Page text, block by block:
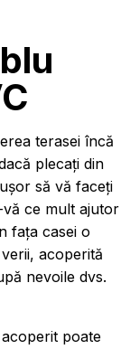
terasei încă
plecați din
să vă faceți
vă ce mult ajutor
fața casei o
acoperită
nevoile dvs.
poate